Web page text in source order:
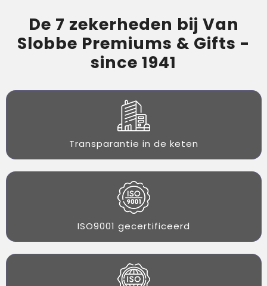
De 7 zekerheden bij Van
Slobbe Premiums & Gifts -
since 1941
Transparantie in de keten
ISO9001 gecertificeerd